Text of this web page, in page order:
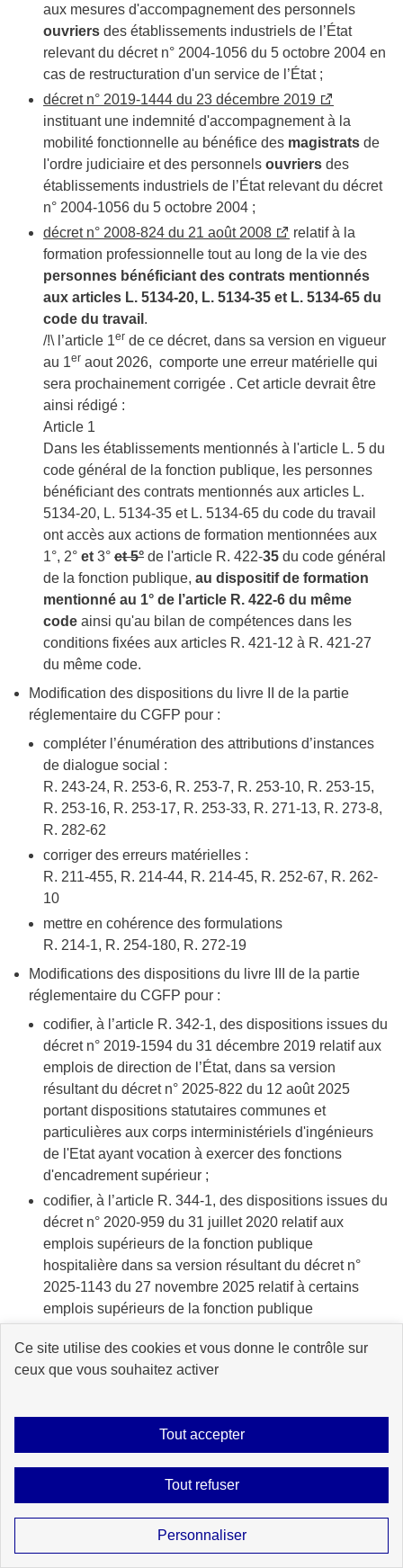
Ce site utilise des cookies et vous donne le contrôle sur
ceux que vous souhaitez activer
Tout accepter
Tout refuser
Personnaliser
aux mesures d'accompagnement des personnels
ouvriers des établissements industriels de l’État
relevant du décret n° 2004-1056 du 5 octobre 2004 en
cas de restructuration d'un service de l’État ;
décret n° 2019-1444 du 23 décembre 2019
instituant une indemnité d'accompagnement à la
mobilité fonctionnelle au bénéfice des magistrats de
l'ordre judiciaire et des personnels ouvriers des
établissements industriels de l’État relevant du décret
n° 2004-1056 du 5 octobre 2004 ;
décret n° 2008-824 du 21 août 2008
relatif à la
formation professionnelle tout au long de la vie des
personnes bénéficiant des contrats mentionnés
aux articles L. 5134-20, L. 5134-35 et L. 5134-65 du
code du travail .
/!\ l’article 1er de ce décret, dans sa version en vigueur
au 1er aout 2026, comporte une erreur matérielle qui
sera prochainement corrigée . Cet article devrait être
ainsi rédigé :
Article 1
Dans les établissements mentionnés à l'article L. 5 du
code général de la fonction publique, les personnes
bénéficiant des contrats mentionnés aux articles L.
5134-20, L. 5134-35 et L. 5134-65 du code du travail
ont accès aux actions de formation mentionnées aux
1°, 2° et 3° et 5° de l'article R. 422-35 du code général
de la fonction publique, au dispositif de formation
mentionné au 1° de l’article R. 422-6 du même
code ainsi qu'au bilan de compétences dans les
conditions fixées aux articles R. 421-12 à R. 421-27
du même code.
Modification des dispositions du livre II de la partie
réglementaire du CGFP pour :
compléter l’énumération des attributions d’instances
de dialogue social :
R. 243-24, R. 253-6, R. 253-7, R. 253-10, R. 253-15,
R. 253-16, R. 253-17, R. 253-33, R. 271-13, R. 273-8,
R. 282-62
corriger des erreurs matérielles :
R. 211-455, R. 214-44, R. 214-45, R. 252-67, R. 262-
10
mettre en cohérence des formulations
R. 214-1, R. 254-180, R. 272-19
Modifications des dispositions du livre III de la partie
réglementaire du CGFP pour :
codifier, à l’article R. 342-1, des dispositions issues du
décret n° 2019-1594 du 31 décembre 2019 relatif aux
emplois de direction de l’État, dans sa version
résultant du décret n° 2025-822 du 12 août 2025
portant dispositions statutaires communes et
particulières aux corps interministériels d'ingénieurs
de l'Etat ayant vocation à exercer des fonctions
d'encadrement supérieur ;
codifier, à l’article R. 344-1, des dispositions issues du
décret n° 2020-959 du 31 juillet 2020 relatif aux
emplois supérieurs de la fonction publique
hospitalière dans sa version résultant du décret n°
2025-1143 du 27 novembre 2025 relatif à certains
emplois supérieurs de la fonction publique
corriger des erreurs matérielles :
R. 326-27, R. 332-25, R. 342-1,
relatif aux dispositions générales
déplacer (dans des articles 44-2 et 47-3) des
dispositions issues du décret n° 2007-1942 du 26
contractuels bénéficiant d’une action de formation après
avoir quitté l’administration, notamment en raison d’un